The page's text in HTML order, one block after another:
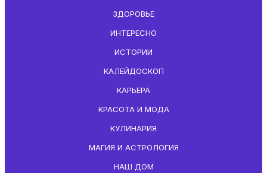
ЗДОРОВЬЕ
ИНТЕРЕСНО
ИСТОРИИ
КАЛЕЙДОСКОП
КАРЬЕРА
КРАСОТА И МОДА
КУЛИНАРИЯ
МАГИЯ И АСТРОЛОГИЯ
НАШ ДОМ